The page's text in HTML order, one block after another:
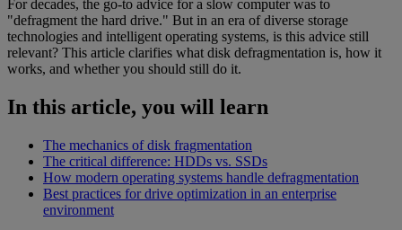
For decades, the go-to advice for a slow computer was to
"defragment the hard drive." But in an era of diverse storage
technologies and intelligent operating systems, is this advice still
relevant? This article clarifies what disk defragmentation is, how it
works, and whether you should still do it.
In this article, you will learn
The mechanics of disk fragmentation
The critical difference: HDDs vs. SSDs
How modern operating systems handle defragmentation
Best practices for drive optimization in an enterprise
environment